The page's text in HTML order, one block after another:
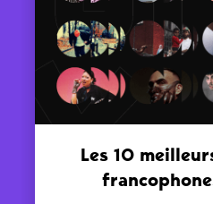
Les 10